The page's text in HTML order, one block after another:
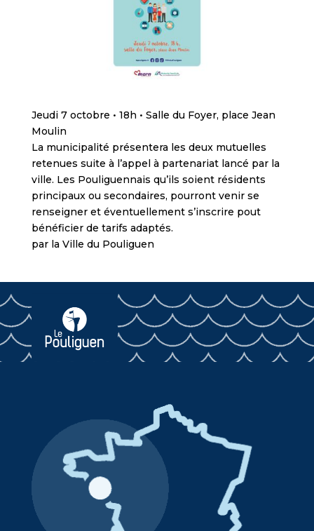
Jeudi 7 octobre • 18h • Salle du Foyer, place Jean
Moulin
La municipalité présentera les deux mutuelles
retenues suite à l’appel à partenariat lancé par la
ville. Les Pouliguennais qu’ils soient résidents
principaux ou secondaires, pourront venir se
renseigner et éventuellement s’inscrire pout
bénéficier de tarifs adaptés.
par la Ville du Pouliguen